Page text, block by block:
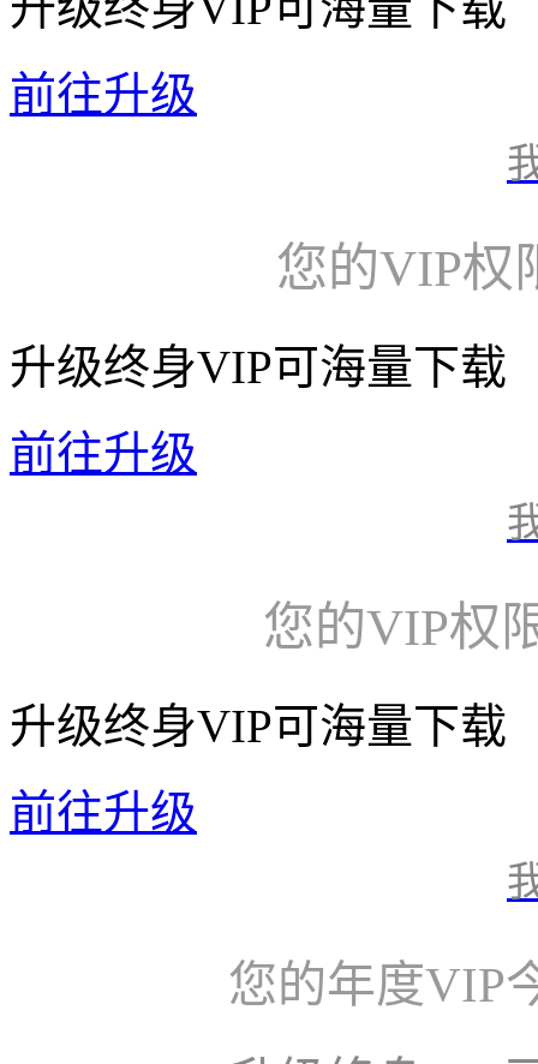
前往升级
您的VIP权
升级终身VIP可海量下载
前往升级
您的VIP权
升级终身VIP可海量下载
前往升级
您的年度VIP